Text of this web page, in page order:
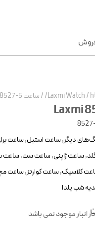
Laxmi Watch/
/ساعت Laxmi 8527-5
دیگر,ساعت استیل,ساعت
,ساعت ژاپنی,ساعت ست,ساعت
کلاسیک,ساعت کوارتز,ساعت
شب یلدا
در انبار موجود نمی باشد